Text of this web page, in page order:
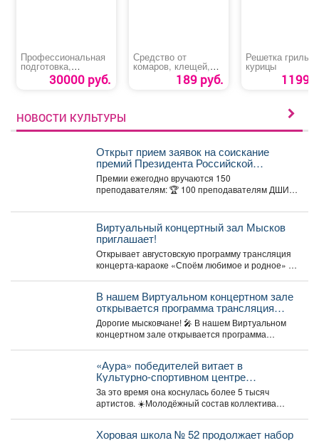
Профессиональная
подготовка,
переподготовка,
повышение
бульдозера»
30000 руб.
Средство от
комаров, клещей,
мошки, слепней,
блох «Picnic189 руб.
Решетка гриль
курицы
1199
НОВОСТИ КУЛЬТУРЫ
Открыт прием заявок на соискание
премий Президента Российской
Федерации для преподавателей в
области музыкального искусства в 2026
году.
Премии ежегодно вручаются 150
преподавателям: 🏆 100 преподавателям ДШИ
Виртуальный концертный зал Мысков
приглашает!
Открывает августовскую программу трансляция
концерта-караоке «Споём любимое и родное» -
В нашем Виртуальном концертном зале
открывается программа трансляция
концерта-караоке «Споём любимое и
родное»!
Дорогие мысковчане! 🎤 В нашем Виртуальном
концертном зале открывается программа
«Аура» победителей витает в
Культурно-спортивном центре
металлургов ЕВРАЗа уже больше 30
лет.
За это время она коснулась более 5 тысяч
артистов. ☀️Молодёжный состав коллектива
Хоровая школа № 52 продолжает набор